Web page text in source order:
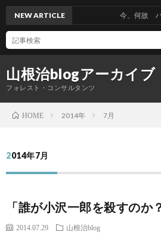
山根治blogアーカイブ
フォレスト・コンサルタンツ
NEW ARTICLE 今、何故 ハニ
HOME 2014年 7月
2014年7月
「誰が小沢一郎を殺すの
2014.07.29 山根治blog